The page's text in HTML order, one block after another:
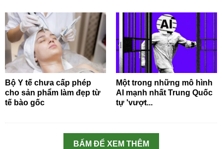
Bộ Y tế chưa cấp phép
cho sản phẩm làm đẹp từ
tế bào gốc
Một trong những mô hình
AI mạnh nhất Trung Quốc
tự 'vượt...
BẤM ĐỂ XEM THÊM